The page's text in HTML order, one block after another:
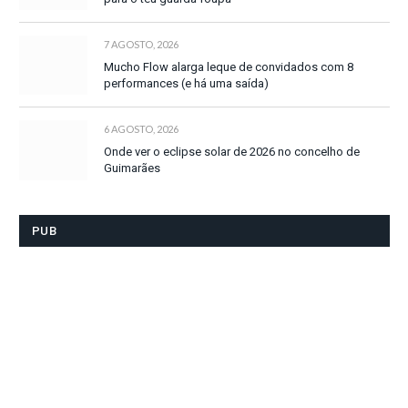
7 AGOSTO, 2026
Mucho Flow alarga leque de convidados com 8
performances (e há uma saída)
6 AGOSTO, 2026
Onde ver o eclipse solar de 2026 no concelho de
Guimarães
PUB